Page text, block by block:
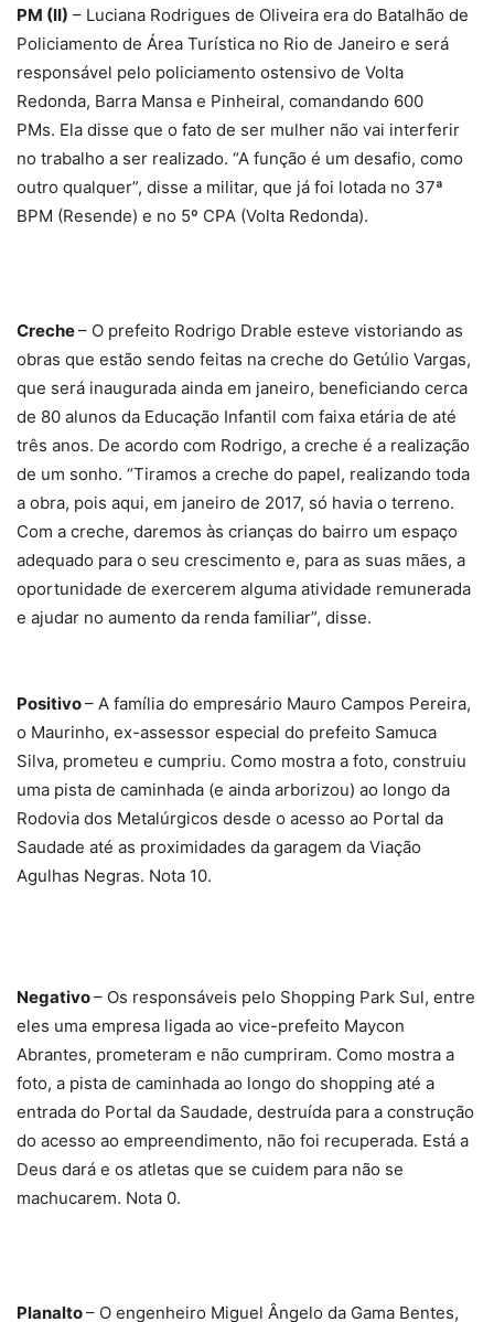
PM (II) – Luciana Rodrigues de Oliveira era do Batalhão de
Policiamento de Área Turística no Rio de Janeiro e será
responsável pelo policiamento ostensivo de Volta
Redonda, Barra Mansa e Pinheiral, comandando 600
PMs. Ela disse que o fato de ser mulher não vai interferir
no trabalho a ser realizado. “A função é um desafio, como
outro qualquer”, disse a militar, que já foi lotada no 37ª
BPM (Resende) e no 5º CPA (Volta Redonda).
Creche– O prefeito Rodrigo Drable esteve vistoriando as
obras que estão sendo feitas na creche do Getúlio Vargas,
que será inaugurada ainda em janeiro, beneficiando cerca
de 80 alunos da Educação Infantil com faixa etária de até
três anos. De acordo com Rodrigo, a creche é a realização
de um sonho. “Tiramos a creche do papel, realizando toda
a obra, pois aqui, em janeiro de 2017, só havia o terreno.
Com a creche, daremos às crianças do bairro um espaço
adequado para o seu crescimento e, para as suas mães, a
oportunidade de exercerem alguma atividade remunerada
e ajudar no aumento da renda familiar”, disse.
Positivo– A família do empresário Mauro Campos Pereira,
o Maurinho, ex-assessor especial do prefeito Samuca
Silva, prometeu e cumpriu. Como mostra a foto, construiu
uma pista de caminhada (e ainda arborizou) ao longo da
Rodovia dos Metalúrgicos desde o acesso ao Portal da
Saudade até as proximidades da garagem da Viação
Agulhas Negras. Nota 10.
Negativo– Os responsáveis pelo Shopping Park Sul, entre
eles uma empresa ligada ao vice-prefeito Maycon
Abrantes, prometeram e não cumpriram. Como mostra a
foto, a pista de caminhada ao longo do shopping até a
entrada do Portal da Saudade, destruída para a construção
do acesso ao empreendimento, não foi recuperada. Está a
Deus dará e os atletas que se cuidem para não se
machucarem. Nota 0.
Planalto– O engenheiro Miguel Ângelo da Gama Bentes,